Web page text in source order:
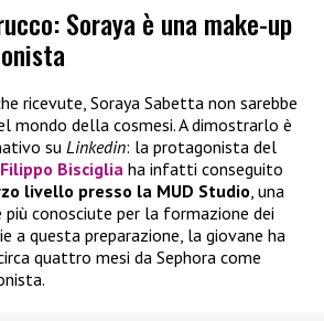
Soraya è una make-up
ricevute, Soraya Sabetta non sarebbe
della cosmesi. A dimostrarlo è
su Linkedin: la protagonista del
Filippo Bisciglia ha infatti conseguito
livello presso la MUD Studio , una
conosciute per la formazione dei
a questa preparazione, la giovane ha
quattro mesi da Sephora come